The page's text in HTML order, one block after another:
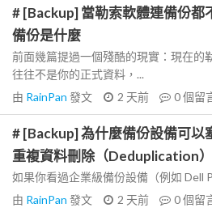
# [Backup] 當勒索軟體連備份都
備份是什麼
前面幾篇提過一個殘酷的現實：現在的
往往不是你的正式資料，...
由 RainPan 發文 2 天前 0個留
# [Backup] 為什麼備份設備可以
重複資料刪除（Deduplication）
如果你看過企業級備份設備（例如 Dell
由 RainPan 發文 2 天前 0個留